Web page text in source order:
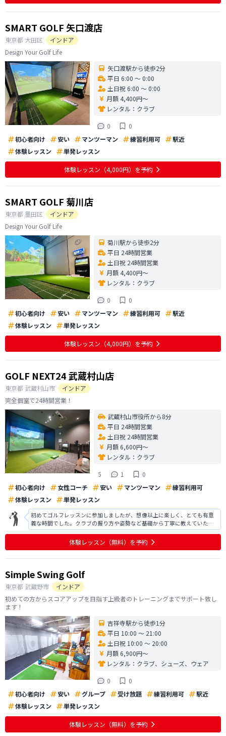
SMART GOLF 矢口渡店
東京都 大田区
インドア
Design Your Golf Life
矢口渡駅から徒歩2分
平日 6:00 〜 0:00
土日祝 6:00 〜 0:00
月額 4,400円〜
レンタル： クラブ
0
0
初心者向け
安い マンツーマン 練習利用可
駅近
体験レッスン
単発レッスン
体験レッスン （4,000円） を予約
SMART GOLF 菊川店
東京都 墨田区
インドア
Design Your Golf Life
菊川駅から徒歩2分
平日 24時間営業
土日祝 24時間営業
月額 4,400円〜
レンタル： クラブ
0
0
初心者向け
安い マンツーマン 練習利用可
駅近
体験レッスン
単発レッスン
体験レッスン （4,000円） を予約
GOLF NEXT24 武蔵村山店
東京都 武蔵村山市
インドア
完全個室で24時間営業！
武蔵村山市役所から8分
平日 24時間営業
土日祝 24時間営業
月額 6,600円〜
レンタル： クラブ
5
1
0
初心者向け
女性コーチ 安い マンツーマン
練習利用可
体験レッスン
単発レッスン
初めてゴルフレッスンに参加しましたが、想像以上に楽しく、とても有意
義な時間でした。クラブの握り方や姿勢など基礎から丁寧に教えていただ
けたので、初心者でも安心して取り組むことができました。 特に、実際に
ボールを打つ体験では、インストラクターの方も優しく分かりやすく指導
してくださり、リラックスして楽し
体験レッスン （無料） を予約
Simple Swing Golf
東京都 武蔵野市
インドア
初めての方からスコアアップを目指す上級者のトレーニングまでサポート致し
ます！
吉祥寺駅から徒歩1分
平日 10:00 〜 21:00
土日祝 10:00 〜 20:00
月額 6,900円〜
レンタル： クラブ、シューズ、ウェア
0
0
初心者向け
安い グループ 受け放題 練習利用可
駅近
体験レッスン
単発レッスン
体験レッスン （無料） を予約